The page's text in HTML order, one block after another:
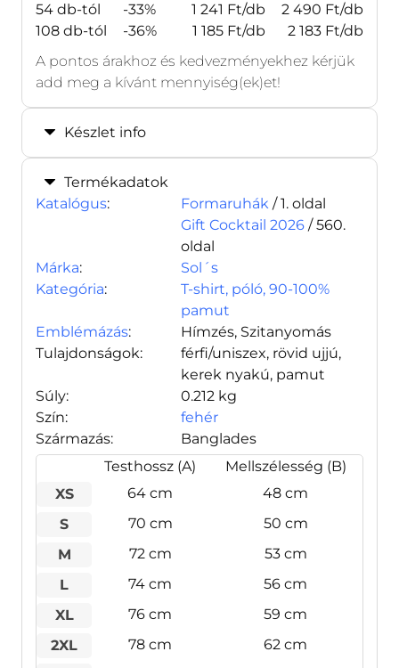
54 db-tól
-33% 1 241 Ft/db
2 490 Ft/db
108 db-tól
-36% 1 185 Ft/db
2 183 Ft/db
A pontos árakhoz és kedvezményekhez kérjük
add meg a kívánt mennyiség(ek)et!
Készlet info
Termékadatok
Katalógus: Formaruhák / 1. oldal
Gift Cocktail 2026 / 560.
oldal
Márka:
Sol´s
Kategória:
T-shirt, póló, 90-100%
pamut
Emblémázás:
Hímzés, Szitanyomás
Tulajdonságok:
férfi/uniszex, rövid ujjú,
kerek nyakú, pamut
Súly:
0.212 kg
Szín:
fehér
Származás:
Banglades
Testhossz (A)
Mellszélesség (B)
XS
64 cm
48 cm
S
70 cm
50 cm
M
72 cm
53 cm
L
74 cm
56 cm
XL
76 cm
59 cm
2XL
78 cm
62 cm